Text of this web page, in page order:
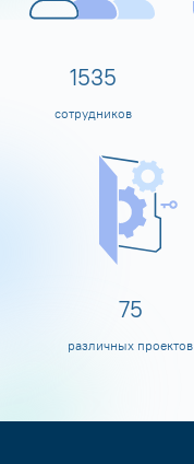
1600
сотрудников
80
различных проектов